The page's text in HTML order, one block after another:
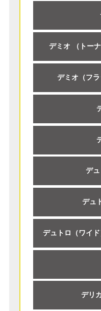
デミオ （トー
デミオ（フラ
デュ
デュ
デュトロ（ワイ
デリ